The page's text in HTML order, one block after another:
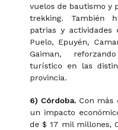
vuelos de bautismo y
trekking. También
patrias y actividades
Puelo, Epuyén,
Gaiman,
turístico en las
provincia.
6) Córdoba.Con más
un impacto
de $ 17 mil millones,